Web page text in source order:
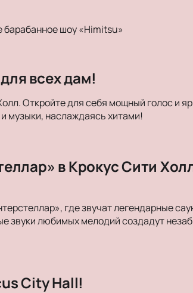
барабанное шоу «Himitsu»
всех дам!
Откройте для себя мощный голос и
музыки, наслаждаясь хитами!
в Крокус Сити
где звучат легендарные
звуки любимых мелодий создадут
City Hall!